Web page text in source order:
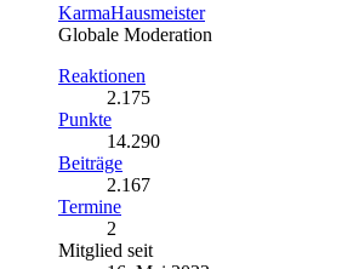
KarmaHausmeister
Globale Moderation
Reaktionen
2.175
Punkte
14.290
Beiträge
2.167
Termine
2
Mitglied seit